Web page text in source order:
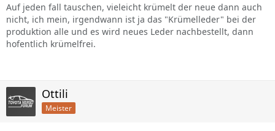
Auf jeden fall tauschen, vieleicht krümelt der neue dann auch
nicht, ich mein, irgendwann ist ja das "Krümelleder" bei der
produktion alle und es wird neues Leder nachbestellt, dann
hofentlich krümelfrei.
Ottili
Meister